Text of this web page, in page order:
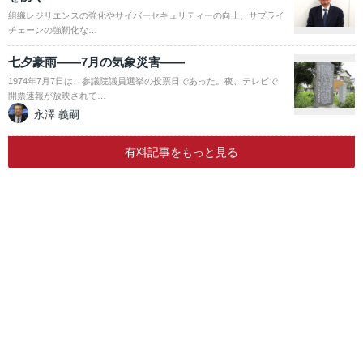
組織レジリエンスの強化やサイバーセキュリティーの向上、サプライ
チェーンの強靭化な…
七夕豪雨――7月の気象災害――
1974年7月7日は、参議院議員選挙の投票日であった。夜、テレビで
開票速報が放映されて…
永澤 義嗣
有料記事をもっと見る